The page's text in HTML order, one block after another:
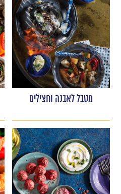
מטבל לאבנה וחצילים